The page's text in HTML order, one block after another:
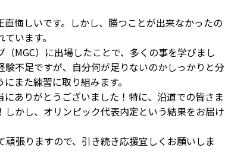
直悔しいです。しかし、勝つことが出来なかったの
います。
MGC）に出場したことで、多くの事を学びまし
不足ですが、自分何が足りないのかしっかりと分
また練習に取り組みます。
ありがとうございました！特に、沿道での皆さま
かし、オリンピック代表内定という結果をお届け
張りますので、引き続き応援宜しくお願いしま